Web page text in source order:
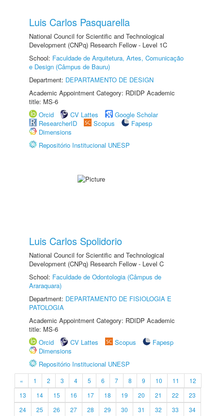
Luis Carlos Pasquarella
National Council for Scientific and Technological
Development (CNPq) Research Fellow - Level 1C
School: Faculdade de Arquitetura, Artes, Comunicação
e Design (Câmpus de Bauru)
Department: DEPARTAMENTO DE DESIGN
Academic Appointment Category: RDIDP Academic
title: MS-6
Orcid
CV Lattes
Google Scholar
ResearcherID
Scopus
Fapesp
Dimensions
Repositório Institucional UNESP
Luis Carlos Spolidorio
National Council for Scientific and Technological
Development (CNPq) Research Fellow - Level C
School: Faculdade de Odontologia (Câmpus de
Araraquara)
Department: DEPARTAMENTO DE FISIOLOGIA E
PATOLOGIA
Academic Appointment Category: RDIDP Academic
title: MS-6
Orcid
CV Lattes Scopus
Fapesp
Dimensions
Repositório Institucional UNESP
« 1 2 3 4 5 6 7 8 9 10 11
12
13
14 15 16 17 18 19 20 21 22
23
24
25 26 27 28 29 30 31 32 33
34